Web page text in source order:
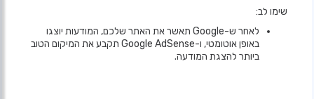
שימו לב:
לאחר ש-Google תאשר את האתר שלכם, המודעות יוצגו
באופן אוטומטי, ו-Google AdSense תקבע את המיקום הטוב
ביותר להצגת המודעה.